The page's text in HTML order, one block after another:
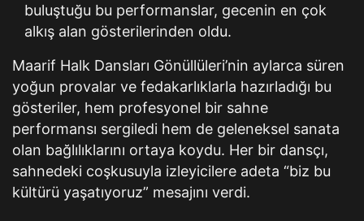
buluştuğu bu performanslar, gecenin en çok
alkış alan gösterilerinden oldu.
Maarif Halk Dansları Gönüllüleri’nin aylarca süren
yoğun provalar ve fedakarlıklarla hazırladığı bu
gösteriler, hem profesyonel bir sahne
performansı sergiledi hem de geleneksel sanata
olan bağlılıklarını ortaya koydu. Her bir dansçı,
sahnedeki coşkusuyla izleyicilere adeta “biz bu
kültürü yaşatıyoruz” mesajını verdi.